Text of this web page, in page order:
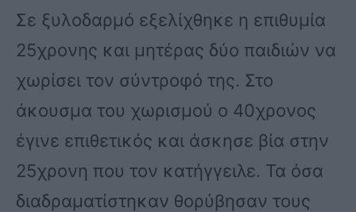
Σε ξυλοδαρμό εξελίχθηκε η επιθυμία
25χρονης και μητέρας δύο παιδιών να
χωρίσει τον σύντροφό της. Στο
άκουσμα του χωρισμού ο 40χρονος
έγινε επιθετικός και άσκησε βία στην
25χρονη που τον κατήγγειλε. Τα όσα
διαδραματίστηκαν θορύβησαν τους